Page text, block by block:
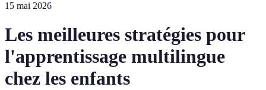
15 mai 2026
Les meilleures stratégies pour
l'apprentissage multilingue
chez les enfants